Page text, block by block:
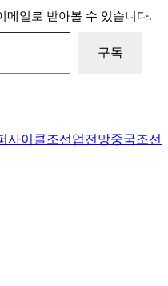
메일로 받아볼 수 있습니다.
구독
사이클조선업전망중국조선